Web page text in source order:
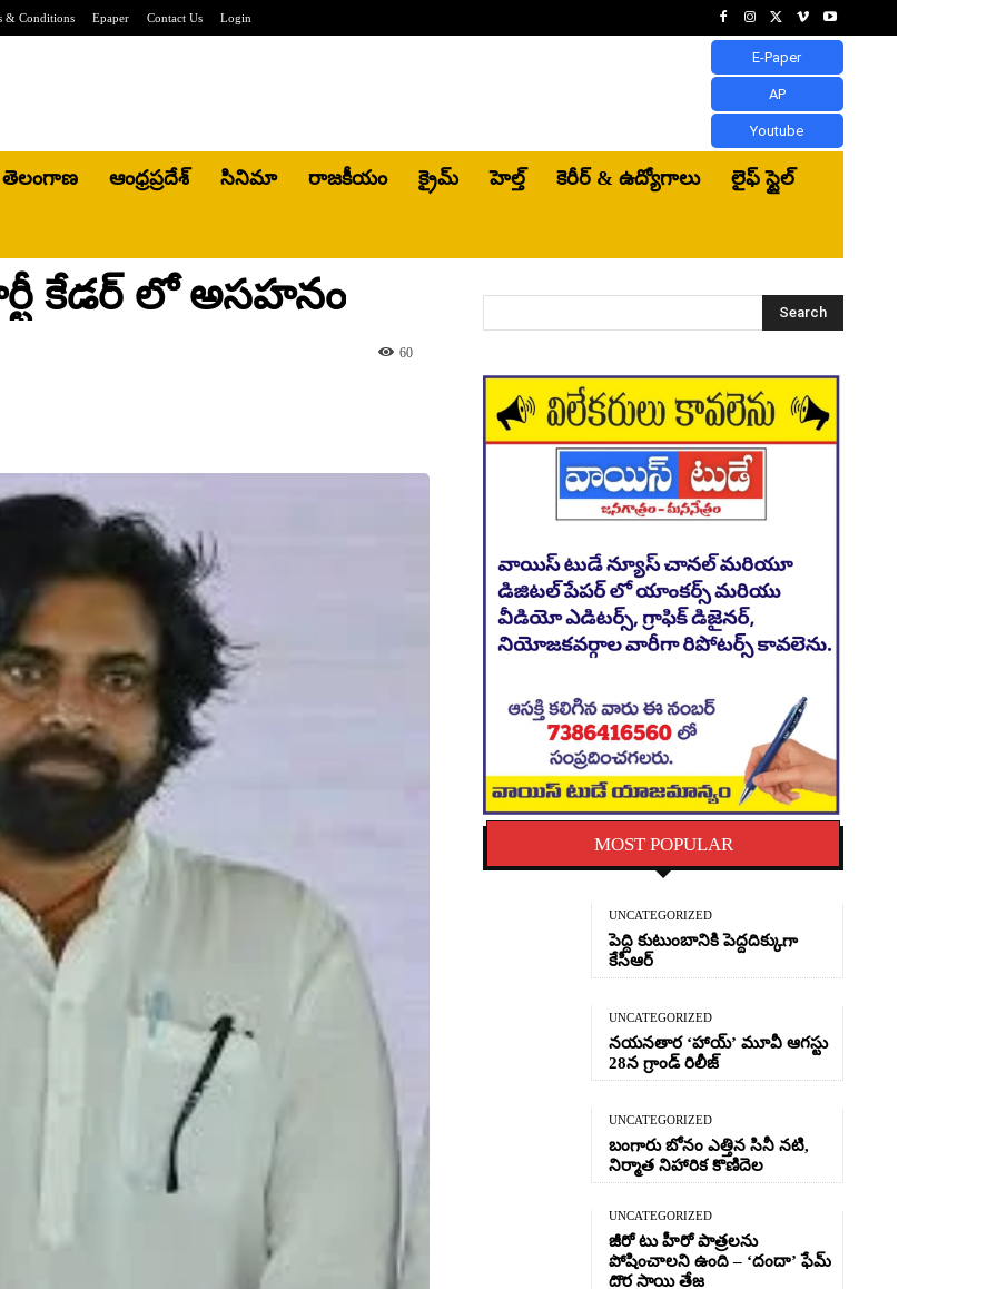
& Conditions Epaper Contact Us Login
E-Paper
AP
Youtube
తెలంగాణ ఆంధ్రప్రదేశ్ సినిమా రాజకీయం క్రైమ్ హెల్త్‌ కెరీర్ & ఉద్యోగాలు లైఫ్ స్టైల్
కేడర్ లో అసహనం
60
Search
MOST POPULAR
UNCATEGORIZED
పెద్ది కుటుంబానికి పెద్దదిక్కుగా
కేసీఆర్
UNCATEGORIZED
నయనతార ‘హాయ్’ మూవీ ఆగస్టు
28న గ్రాండ్ రిలీజ్
UNCATEGORIZED
బంగారు బోనం ఎత్తిన సినీ నటి,
నిర్మాత నిహారిక కొణిదెల
UNCATEGORIZED
జీరో టు హీరో పాత్రలను
పోషించాలని ఉంది – ‘దందా’ ఫేమ్
దొర సాయి తేజ